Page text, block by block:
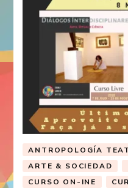
ANTROPOLOGÍA
ARTE & SOCIEDAD
CURSO ON-INE